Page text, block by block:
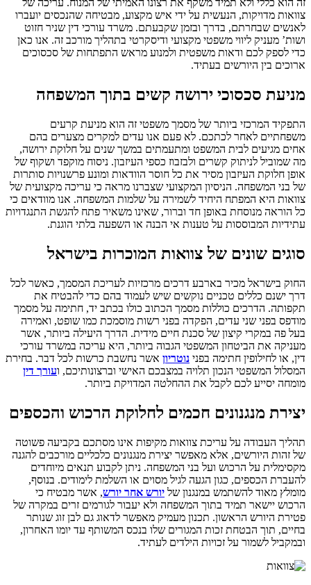
זה הוא כללי ולא תמיד משקף את רצונו האמיתי של המנוח. עריכה של
צוואות מדויקות, הנעשית על ידי איש מקצוע, מבטיחה שהנכסים יועברו
לאנשים שבחרתם, בדרך ובזמן שקבעתם. משרד עורכי דין שניר חזוט
ושות’ מעניק ליווי משפטי מקצועי ודיסקרטי בתהליך מורכב זה. אנו כאן
כדי לספק לכם ודאות משפטית ולמנוע מראש התפתחות של סכסוכים
ארוכים בין היורשים בעתיד.
מניעת סכסוכי ירושה קשים בתוך המשפחה
התפקיד המרכזי ביותר של מסמך משפטי זה הוא מניעת קרעים
משפחתיים לאחר לכתכם. לא פעם אנו עדים למקרים מצערים בהם
אחים מגיעים לבית המשפט ומתעמתים במשך שנים על חלוקת ירושה,
מה שמוביל לניתוק קשרים ולבזבוז כספי העיזבון. ניסוח מוקפד ושקוף של
אופן חלוקת העיזבון מסיר את כל חוסר הוודאות ומונע פרשנויות סותרות
של בני המשפחה. הניסיון המקצועי שצברנו מראה כי עריכה מקצועית של
צוואות היא המפתח היחיד לשמירה על שלמות המשפחה. אנו מוודאים כי
כל הוראה מנוסחת באופן חד וברור, שאינו משאיר פתח להגשת התנגדויות
עתידיות המבוססות על טענות אי הבנה או השפעה בלתי הוגנת.
סוגים שונים של צוואות המוכרות בישראל
החוק בישראל מכיר בארבע דרכים מרכזיות לעריכת המסמך, כאשר לכל
דרך ישנם כללים טכניים נוקשים שיש לעמוד בהם כדי להבטיח את
תקפותה. הדרכים כוללות מסמך הכתוב כולו בכתב יד, חתימה על מסמך
מודפס בפני שני עדים, הפקדה בפני רשות מוסמכת כמו שופט, ואמירה
בעל פה במקרי קיצון של סכנת חיים מידית. הדרך היעילה ביותר, אשר
מעניקה את הביטחון המשפטי הגבוה ביותר, היא עריכה במשרד עורכי
דין, או לחילופין חתימה בפני נוטריון אשר נחשבת כרשות לכל דבר. בחירת
המסלול המשפטי הנכון תלויה במצבכם האישי וברצונותיכם, ועורך דין
מומחה יסייע לכם לקבל את ההחלטה המדויקת ביותר.
יצירת מנגנונים חכמים לחלוקת הרכוש והכספים
תהליך העבודה על עריכת צוואות מקיפות אינו מסתכם בקביעה פשוטה
של זהות היורשים, אלא מאפשר יצירת מנגנונים כלכליים מורכבים להגנה
מקסימלית על הרכוש ועל בני המשפחה. ניתן לקבוע תנאים מיוחדים
להעברת הכספים, כגון הגעה לגיל מסוים או השלמת לימודים. בנוסף,
מומלץ מאוד להשתמש במנגנון של יורש אחר יורש, אשר מבטיח כי
הרכוש יישאר תמיד בתוך המשפחה ולא יעבור לגורמים זרים במקרה של
פטירת היורש הראשון. תכנון מעמיק מאפשר לדאוג גם לבן זוג שנותר
בחיים, תוך הבטחת זכות המגורים שלו בנכס המשותף עד יומו האחרון,
ובמקביל לשמור על זכויות הילדים לעתיד.